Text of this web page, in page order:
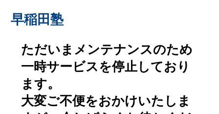
早稲田塾
ただいまメンテナンスのため
一時サービスを停止しており
ます。
大変ご不便をおかけいたしま